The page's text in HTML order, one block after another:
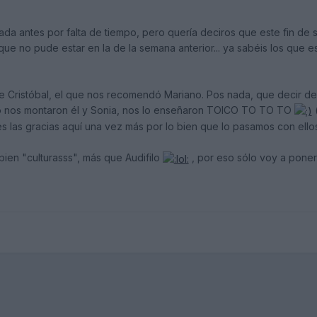
antes por falta de tiempo, pero quería deciros que este fin de
no pude estar en la de la semana anterior... ya sabéis los que
Cristóbal, el que nos recomendó Mariano. Pos nada, que decir
montaron él y Sonia, nos lo enseñaron TOICO TO TO TO
las gracias aquí una vez más por lo bien que lo pasamos con
"culturasss", más que Audifilo , por eso sólo voy a